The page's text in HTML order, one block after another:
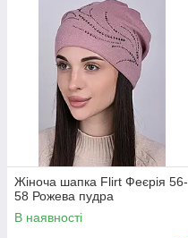
Жіноча шапка Flirt Феєрія 56-
58 Рожева пудра
В наявності